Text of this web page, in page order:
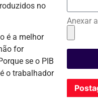
no
é a melhor
for
se o PIB
o trabalhador
Anexar